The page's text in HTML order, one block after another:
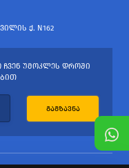
Ქ. N162
ᲩᲕᲔᲜ ᲣᲛᲝᲙᲚᲔᲡ ᲓᲠᲝᲨᲘ
ᲒᲐᲒᲖᲐᲕᲜᲐ